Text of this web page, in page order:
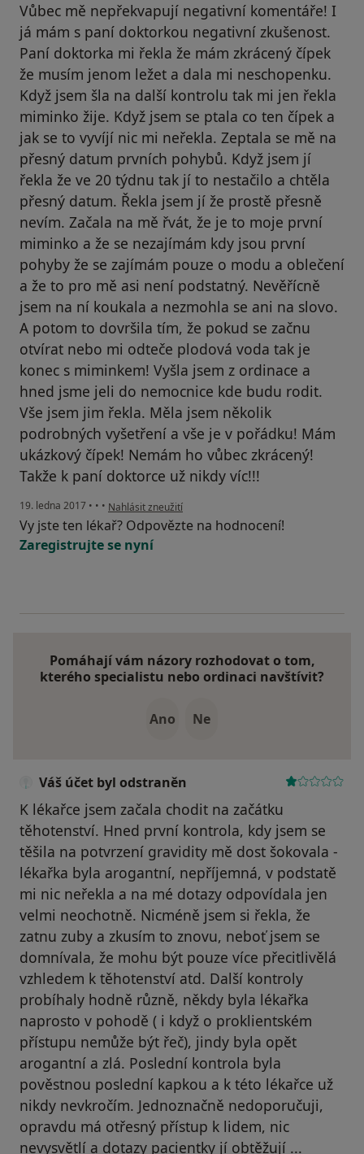
Vůbec mě nepřekvapují negativní komentáře! I
já mám s paní doktorkou negativní zkušenost.
Paní doktorka mi řekla že mám zkrácený čípek
že musím jenom ležet a dala mi neschopenku.
Když jsem šla na další kontrolu tak mi jen řekla
miminko žije. Když jsem se ptala co ten čípek a
jak se to vyvíjí nic mi neřekla. Zeptala se mě na
přesný datum prvních pohybů. Když jsem jí
řekla že ve 20 týdnu tak jí to nestačilo a chtěla
přesný datum. Řekla jsem jí že prostě přesně
nevím. Začala na mě řvát, že je to moje první
miminko a že se nezajímám kdy jsou první
pohyby že se zajímám pouze o modu a oblečení
a že to pro mě asi není podstatný. Nevěřícně
jsem na ní koukala a nezmohla se ani na slovo.
A potom to dovršila tím, že pokud se začnu
otvírat nebo mi odteče plodová voda tak je
konec s miminkem! Vyšla jsem z ordinace a
hned jsme jeli do nemocnice kde budu rodit.
Vše jsem jim řekla. Měla jsem několik
podrobných vyšetření a vše je v pořádku! Mám
ukázkový čípek! Nemám ho vůbec zkrácený!
Takže k paní doktorce už nikdy víc!!!
19. ledna 2017 • • • podle názoru uživatele Váš účet byl odstraněn
Nahlásit zneužití
Vy jste ten lékař? Odpovězte na hodnocení!
Zaregistrujte se nyní
Pomáhají vám názory rozhodovat o tom,
kterého specialistu nebo ordinaci navštívit?
Ano Ne
Váš účet byl odstraněn
K lékařce jsem začala chodit na začátku
těhotenství. Hned první kontrola, kdy jsem se
těšila na potvrzení gravidity mě dost šokovala -
lékařka byla arogantní, nepříjemná, v podstatě
mi nic neřekla a na mé dotazy odpovídala jen
velmi neochotně. Nicméně jsem si řekla, že
zatnu zuby a zkusím to znovu, neboť jsem se
domnívala, že mohu být pouze více přecitlivělá
vzhledem k těhotenství atd. Další kontroly
probíhaly hodně různě, někdy byla lékařka
naprosto v pohodě ( i když o proklientském
přístupu nemůže být řeč), jindy byla opět
arogantní a zlá. Poslední kontrola byla
pověstnou poslední kapkou a k této lékařce už
nikdy nevkročím. Jednoznačně nedoporučuji,
opravdu má otřesný přístup k lidem, nic
nevysvětlí a dotazy pacientky jí obtěžují ...